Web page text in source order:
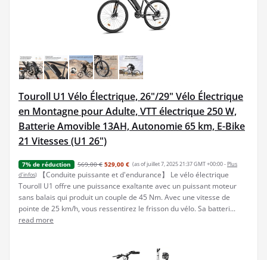
Touroll U1 Vélo Électrique, 26"/29" Vélo Électrique
en Montagne pour Adulte, VTT électrique 250 W,
Batterie Amovible 13AH, Autonomie 65 km, E-Bike
21 Vitesses (U1 26")
7% de réduction 569,00 € 529,00 € (as of juillet 7, 2025 21:37 GMT +00:00 - Plus
d’infos)
【Conduite puissante et d'endurance】 Le vélo électrique
Touroll U1 offre une puissance exaltante avec un puissant moteur
sans balais qui produit un couple de 45 Nm. Avec une vitesse de
pointe de 25 km/h, vous ressentirez le frisson du vélo. Sa batteri...
read more